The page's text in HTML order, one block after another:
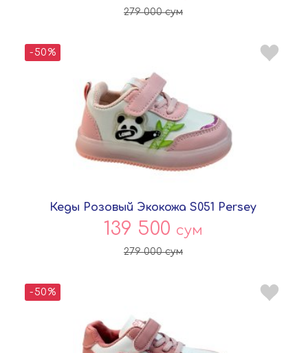
279 000сум
-50%
Кеды Розовый Экокожа S051 Persey
139 500 сум
279 000сум
-50%